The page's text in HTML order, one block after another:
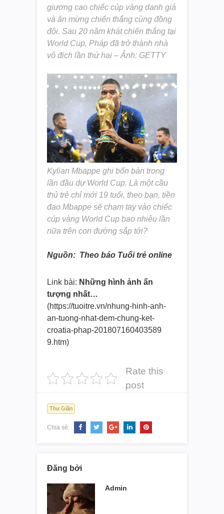
giương cao chiếc cúp vàng danh giá
và ăn mừng chiến thắng cùng đồng
đội. Sau 20 năm khát chiến thắng tại
World Cup, Pháp đã trở thành nhà
vô địch lần thứ hai – Ảnh: GETTY
Kylian Mbappe ghi bốn bàn trong
lần đầu dự World Cup. Là một cầu
thủ trẻ chỉ mới 19 tuổi, theo bạn, tiền
đạo Mbappe sẽ chạm tay vào chiếc
cúp vàng World Cup bao nhiêu lần
nữa trên con đường sắp tới?
Nguồn: Theo báo Tuổi trẻ online
Link bài: Những hình ảnh ấn
tượng nhất…
(https://tuoitre.vn/nhung-hinh-anh-
an-tuong-nhat-dem-chung-ket-
croatia-phap-201807160403589
9.htm)
Rate this
post
Thư Giãn
Chia sẻ:
Đăng bởi
Admin